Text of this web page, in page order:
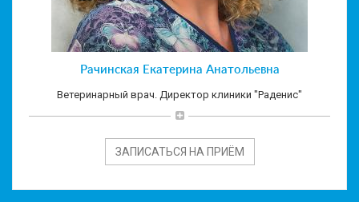
Рачинская Екатерина Анатольевна
Ветеринарный врач. Директор клиники "Раденис"
ЗАПИСАТЬСЯ НА ПРИЁМ